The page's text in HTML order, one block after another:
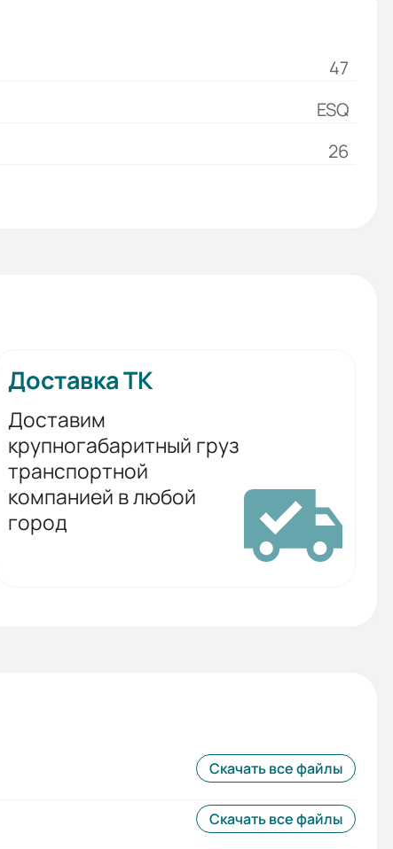
47
ESQ
26
Доставка ТК
Доставим
крупногабаритный груз
транспортной
компанией в любой
город
Скачать все файлы
Скачать все файлы